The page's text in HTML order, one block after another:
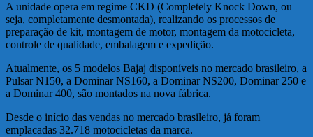
A unidade opera em regime CKD (Completely Knock Down, ou
seja, completamente desmontada), realizando os processos de
preparação de kit, montagem de motor, montagem da motocicleta,
controle de qualidade, embalagem e expedição.
Atualmente, os 5 modelos Bajaj disponíveis no mercado brasileiro, a
Pulsar N150, a Dominar NS160, a Dominar NS200, Dominar 250 e
a Dominar 400, são montados na nova fábrica.
Desde o início das vendas no mercado brasileiro, já foram
emplacadas 32.718 motocicletas da marca.